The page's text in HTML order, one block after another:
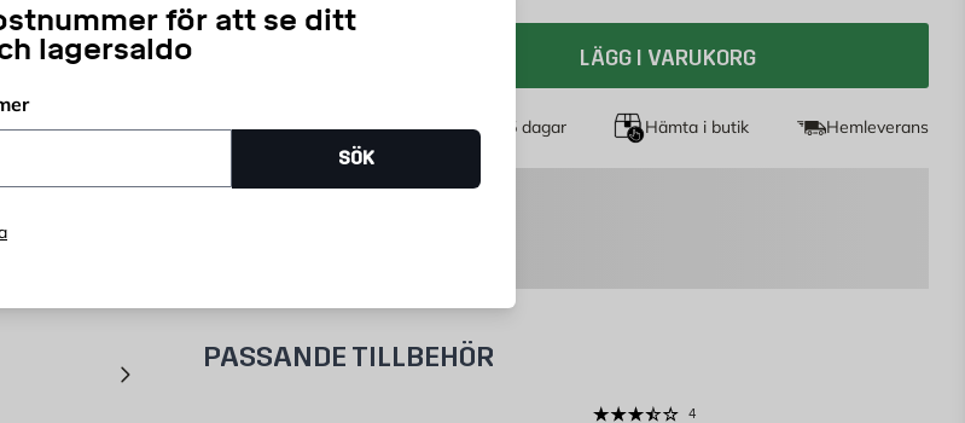
för att se ditt
lagersaldo
SÖK
LÄGG I VARUKORG
Prisgaranti Öppet köp i 365 dagar Hämta i butik Hemleverans
PASSANDE TILLBEHÖR
4